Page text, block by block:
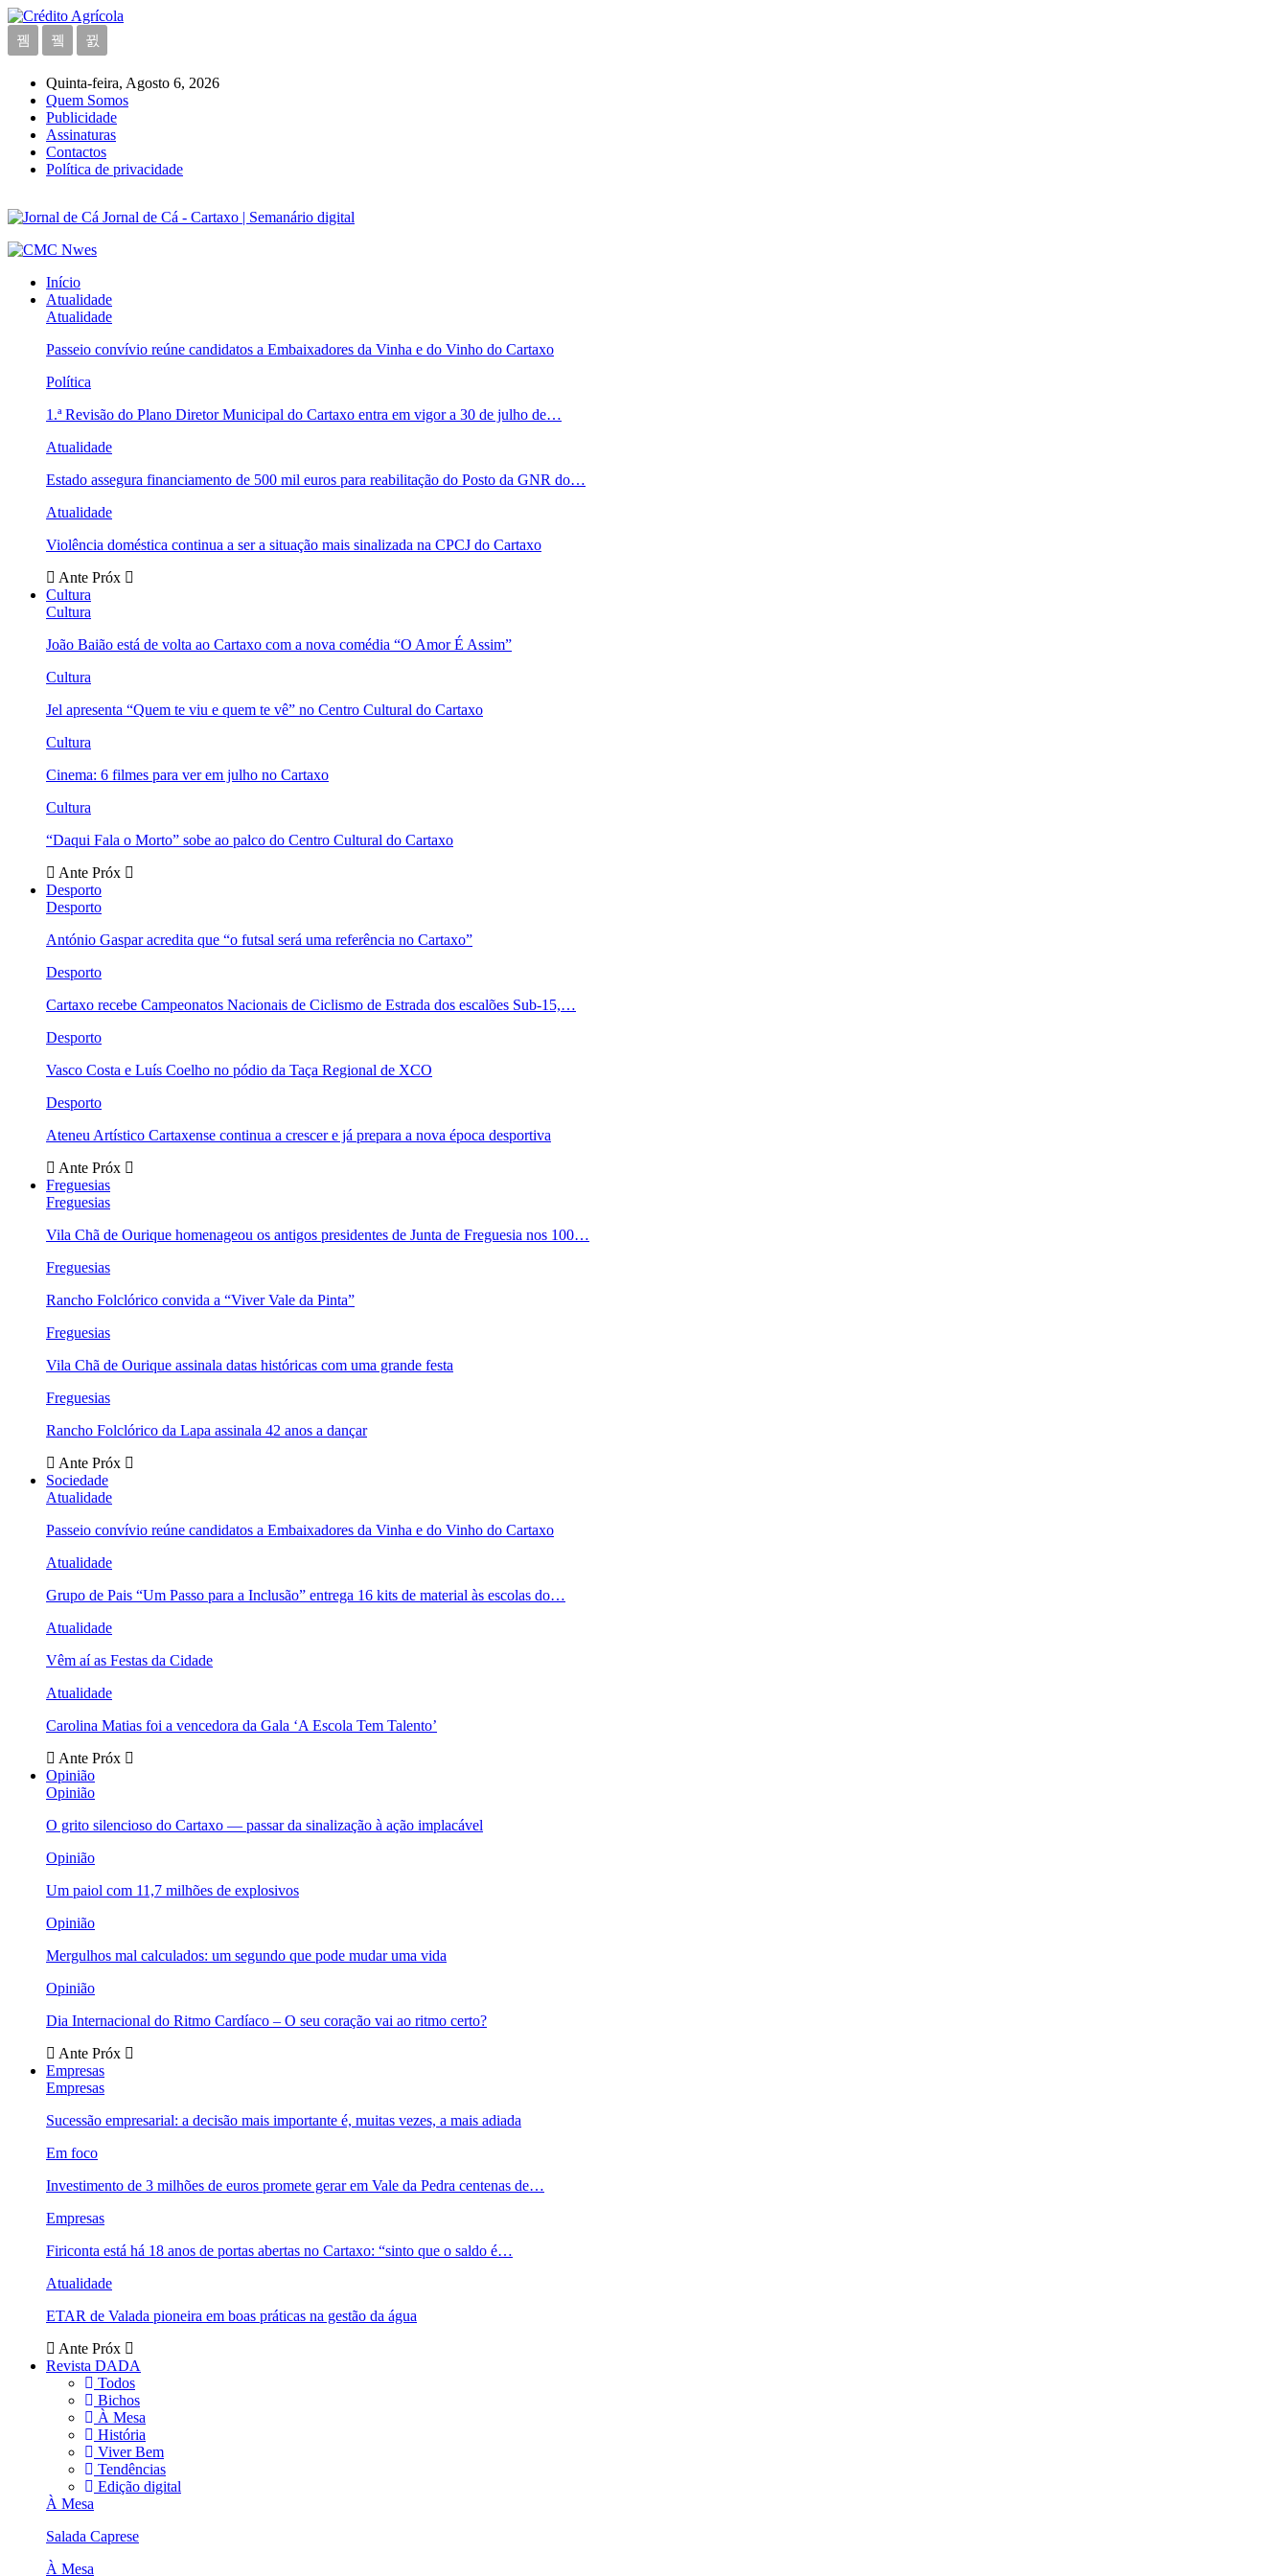
Quinta-feira, Agosto 6, 2026
Quem Somos
Publicidade
Assinaturas
Contactos
Política de privacidade
Jornal de Cá - Cartaxo | Semanário digital
Início
Atualidade
Atualidade
Passeio convívio reúne candidatos a Embaixadores da Vinha e do Vinho do Cartaxo
Política
1.ª Revisão do Plano Diretor Municipal do Cartaxo entra em vigor a 30 de julho de…
Atualidade
Estado assegura financiamento de 500 mil euros para reabilitação do Posto da GNR do…
Atualidade
Violência doméstica continua a ser a situação mais sinalizada na CPCJ do Cartaxo
Ante Próx
Cultura
Cultura
João Baião está de volta ao Cartaxo com a nova comédia “O Amor É Assim”
Cultura
Jel apresenta “Quem te viu e quem te vê” no Centro Cultural do Cartaxo
Cultura
Cinema: 6 filmes para ver em julho no Cartaxo
Cultura
“Daqui Fala o Morto” sobe ao palco do Centro Cultural do Cartaxo
Ante Próx
Desporto
Desporto
António Gaspar acredita que “o futsal será uma referência no Cartaxo”
Desporto
Cartaxo recebe Campeonatos Nacionais de Ciclismo de Estrada dos escalões Sub-15,…
Desporto
Vasco Costa e Luís Coelho no pódio da Taça Regional de XCO
Desporto
Ateneu Artístico Cartaxense continua a crescer e já prepara a nova época desportiva
Ante Próx
Freguesias
Freguesias
Vila Chã de Ourique homenageou os antigos presidentes de Junta de Freguesia nos 100…
Freguesias
Rancho Folclórico convida a “Viver Vale da Pinta”
Freguesias
Vila Chã de Ourique assinala datas históricas com uma grande festa
Freguesias
Rancho Folclórico da Lapa assinala 42 anos a dançar
Ante Próx
Sociedade
Atualidade
Passeio convívio reúne candidatos a Embaixadores da Vinha e do Vinho do Cartaxo
Atualidade
Grupo de Pais “Um Passo para a Inclusão” entrega 16 kits de material às escolas do…
Atualidade
Vêm aí as Festas da Cidade
Atualidade
Carolina Matias foi a vencedora da Gala ‘A Escola Tem Talento’
Ante Próx
Opinião
Opinião
O grito silencioso do Cartaxo — passar da sinalização à ação implacável
Opinião
Um paiol com 11,7 milhões de explosivos
Opinião
Mergulhos mal calculados: um segundo que pode mudar uma vida
Opinião
Dia Internacional do Ritmo Cardíaco – O seu coração vai ao ritmo certo?
Ante Próx
Empresas
Empresas
Sucessão empresarial: a decisão mais importante é, muitas vezes, a mais adiada
Em foco
Investimento de 3 milhões de euros promete gerar em Vale da Pedra centenas de…
Empresas
Firiconta está há 18 anos de portas abertas no Cartaxo: “sinto que o saldo é…
Atualidade
ETAR de Valada pioneira em boas práticas na gestão da água
Ante Próx
Revista DADA
Todos
Bichos
À Mesa
História
Viver Bem
Tendências
Edição digital
À Mesa
Salada Caprese
À Mesa